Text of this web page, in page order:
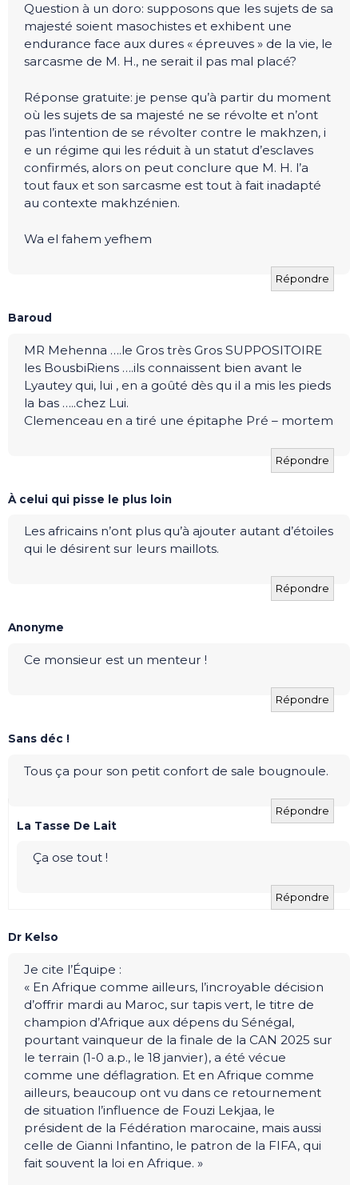
Question à un doro: supposons que les sujets de sa
majesté soient masochistes et exhibent une
endurance face aux dures « épreuves » de la vie, le
sarcasme de M. H., ne serait il pas mal placé?
Réponse gratuite: je pense qu’à partir du moment
où les sujets de sa majesté ne se révolte et n’ont
pas l’intention de se révolter contre le makhzen, i
e un régime qui les réduit à un statut d’esclaves
confirmés, alors on peut conclure que M. H. l’a
tout faux et son sarcasme est tout à fait inadapté
au contexte makhzénien.
Wa el fahem yefhem
Répondre
Baroud
MR Mehenna ….le Gros très Gros SUPPOSITOIRE
les BousbiRiens ….ils connaissent bien avant le
Lyautey qui, lui , en a goûté dès qu il a mis les pieds
la bas …..chez Lui.
Clemenceau en a tiré une épitaphe Pré – mortem
Répondre
À celui qui pisse le plus loin
Les africains n’ont plus qu’à ajouter autant d’étoiles
qui le désirent sur leurs maillots.
Répondre
Anonyme
Ce monsieur est un menteur !
Répondre
Sans déc !
Tous ça pour son petit confort de sale bougnoule.
Répondre
La Tasse De Lait
Ça ose tout !
Répondre
Dr Kelso
Je cite l’Équipe :
« En Afrique comme ailleurs, l’incroyable décision
d’offrir mardi au Maroc, sur tapis vert, le titre de
champion d’Afrique aux dépens du Sénégal,
pourtant vainqueur de la finale de la CAN 2025 sur
le terrain (1-0 a.p., le 18 janvier), a été vécue
comme une déflagration. Et en Afrique comme
ailleurs, beaucoup ont vu dans ce retournement
de situation l’influence de Fouzi Lekjaa, le
président de la Fédération marocaine, mais aussi
celle de Gianni Infantino, le patron de la FIFA, qui
fait souvent la loi en Afrique. »